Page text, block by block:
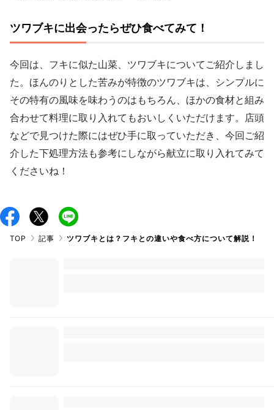
ツワブキに出会ったらぜひ食べてみて！
今回は、フキに似た山菜、ツワブキについてご紹介しまし
た。ほんのりとした苦みが特徴のツワブキは、シンプルに
その特有の風味を味わうのはもちろん、ほかの食材と組み
合わせて料理に取り入れてもおいしくいただけます。店頭
などで見つけた際にはぜひ手に取っていただき、今回ご紹
介した下処理方法も参考にしながら献立に取り入れてみて
くださいね！
TOP 記事 ツワブキとは？フキとの違いや食べ方について解説！